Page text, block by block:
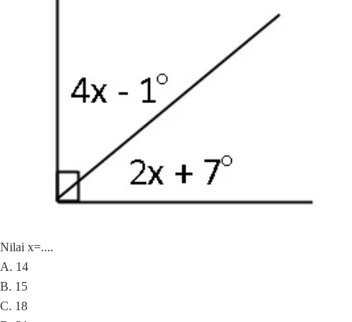
Nilai x=....
A. 14
B. 15
C. 18